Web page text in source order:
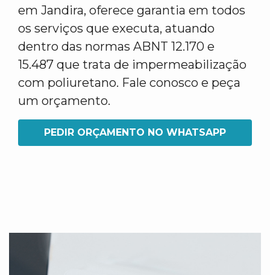
em Jandira, oferece garantia em todos
os serviços que executa, atuando
dentro das normas ABNT 12.170 e
15.487 que trata de impermeabilização
com poliuretano. Fale conosco e peça
um orçamento.
PEDIR ORÇAMENTO NO WHATSAPP